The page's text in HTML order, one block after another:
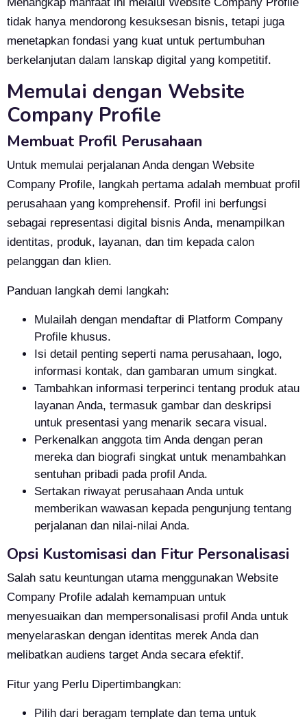
tidak hanya mendorong kesuksesan bisnis, tetapi juga
menetapkan fondasi yang kuat untuk pertumbuhan
berkelanjutan dalam lanskap digital yang kompetitif.
Memulai dengan Website
Company Profile
Membuat Profil Perusahaan
Untuk memulai perjalanan Anda dengan Website
Company Profile, langkah pertama adalah membuat profil
perusahaan yang komprehensif. Profil ini berfungsi
sebagai representasi digital bisnis Anda, menampilkan
identitas, produk, layanan, dan tim kepada calon
pelanggan dan klien.
Panduan langkah demi langkah:
Mulailah dengan mendaftar di Platform Company
Profile khusus.
Isi detail penting seperti nama perusahaan, logo,
informasi kontak, dan gambaran umum singkat.
Tambahkan informasi terperinci tentang produk atau
layanan Anda, termasuk gambar dan deskripsi
untuk presentasi yang menarik secara visual.
Perkenalkan anggota tim Anda dengan peran
mereka dan biografi singkat untuk menambahkan
sentuhan pribadi pada profil Anda.
Sertakan riwayat perusahaan Anda untuk
memberikan wawasan kepada pengunjung tentang
perjalanan dan nilai-nilai Anda.
Opsi Kustomisasi dan Fitur Personalisasi
Salah satu keuntungan utama menggunakan Website
Company Profile adalah kemampuan untuk
menyesuaikan dan mempersonalisasi profil Anda untuk
menyelaraskan dengan identitas merek Anda dan
melibatkan audiens target Anda secara efektif.
Fitur yang Perlu Dipertimbangkan:
Pilih dari beragam template dan tema untuk